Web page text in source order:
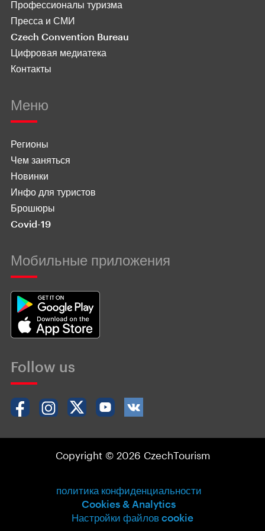
Профессионалы туризма
Пресса и СМИ
Czech Convention Bureau
Цифровая медиатека
Контакты
Меню
Регионы
Чем заняться
Новинки
Инфо для туристов
Брошюры
Covid-19
Мобильные приложения
Follow us
Copyright © 2026 CzechTourism
политика конфиденциальности
Cookies & Analytics
Настройки файлов cookie